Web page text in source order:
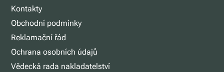
Kontakty
Obchodní podmínky
Reklamační řád
Ochrana osobních údajů
Vědecká rada nakladatelství